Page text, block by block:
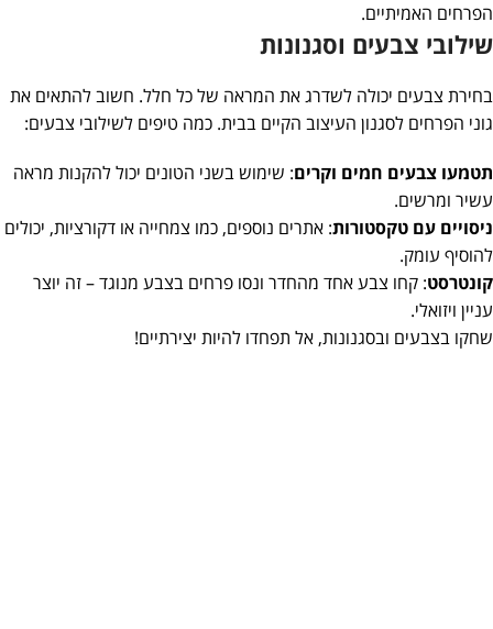
הפרחים האמיתיים.
שילובי צבעים וסגנונות
בחירת צבעים יכולה לשדרג את המראה של כל חלל. חשוב להתאים את
גוני הפרחים לסגנון העיצוב הקיים בבית. כמה טיפים לשילובי צבעים:
תטמעו צבעים חמים וקרים: שימוש בשני הטונים יכול להקנות מראה
עשיר ומרשים.
ניסויים עם טקסטורות: אתרים נוספים, כמו צמחייה או דקורציות, יכולים
להוסיף עומק.
קונטרסט: קחו צבע אחד מהחדר ונסו פרחים בצבע מנוגד – זה יוצר
עניין ויזואלי.
שחקו בצבעים ובסגנונות, אל תפחדו להיות יצירתיים!